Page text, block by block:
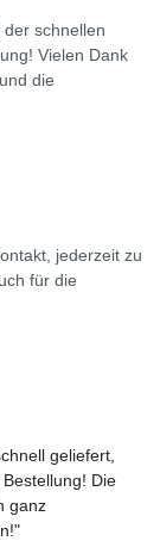
schnellen
Vielen Dank
die
jederzeit zu
für die
geliefert,
Die
ganz